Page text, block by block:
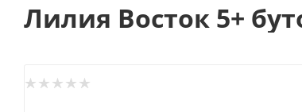
Лилия Восток 5+